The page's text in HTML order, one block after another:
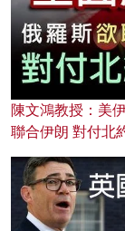
陳文鴻教授：美
聯合伊朗 對付北